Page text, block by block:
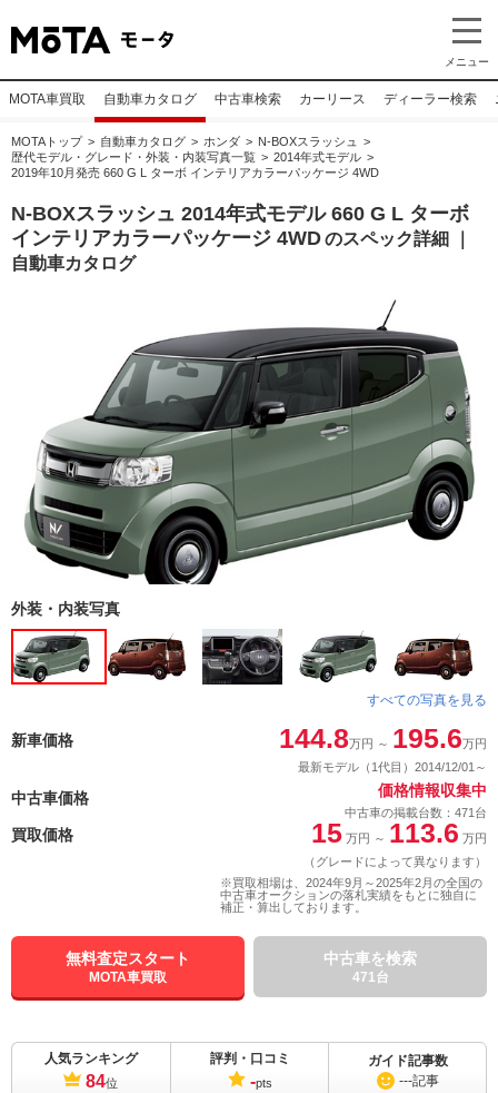
メニュー
MOTA車買取 自動車カタログ 中古車検索 カーリース ディーラー検索
MOTAトップ 自動車カタログ ホンダ
N-BOXスラッシュ
歴代モデル・グレード・外装・内装写真一覧
2014年式モデル
2019年10月発売 660 G L ターボ インテリアカラーパッケージ 4WD
N-BOXスラッシュ 2014年式モデル 660 G L ターボ
インテリアカラーパッケージ 4WDのスペック詳細 ｜
自動車カタログ
外装・内装写真
すべての写真を見る
新車価格 144.8万円 ～ 195.6万円
最新モデル（1代目）2014/12/01～
中古車価格 価格情報収集中
中古車の掲載台数：471台
買取価格 15 万円 ～ 113.6 万円
（グレードによって異なります）
※買取相場は、2024年9月～2025年2月の全国の
中古車オークションの落札実績をもとに独自に
補正・算出しております。
無料査定スタート
MOTA車買取
中古車を検索
471台
人気ランキング
84位
評判・口コミ
-pts
ガイド記事数
---記事